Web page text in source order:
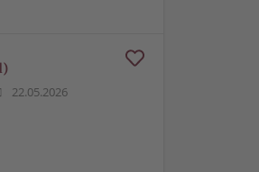
22.05.2026